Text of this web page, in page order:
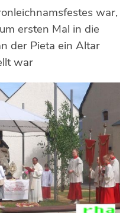
war,
ersten Mal in die
der Pieta ein Altar
war